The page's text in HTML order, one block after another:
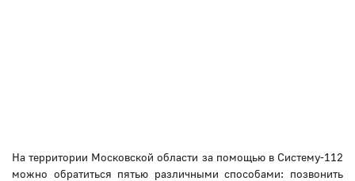
На территории Московской области за помощью в Систему-112
можно обратиться пятью различными способами: позвонить